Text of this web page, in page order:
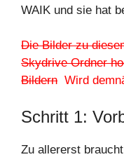
WAIK und sie hat
Die Bilder zu
Skydrive Ordner
Bildern Wird
Schritt 1:
Zu allererst